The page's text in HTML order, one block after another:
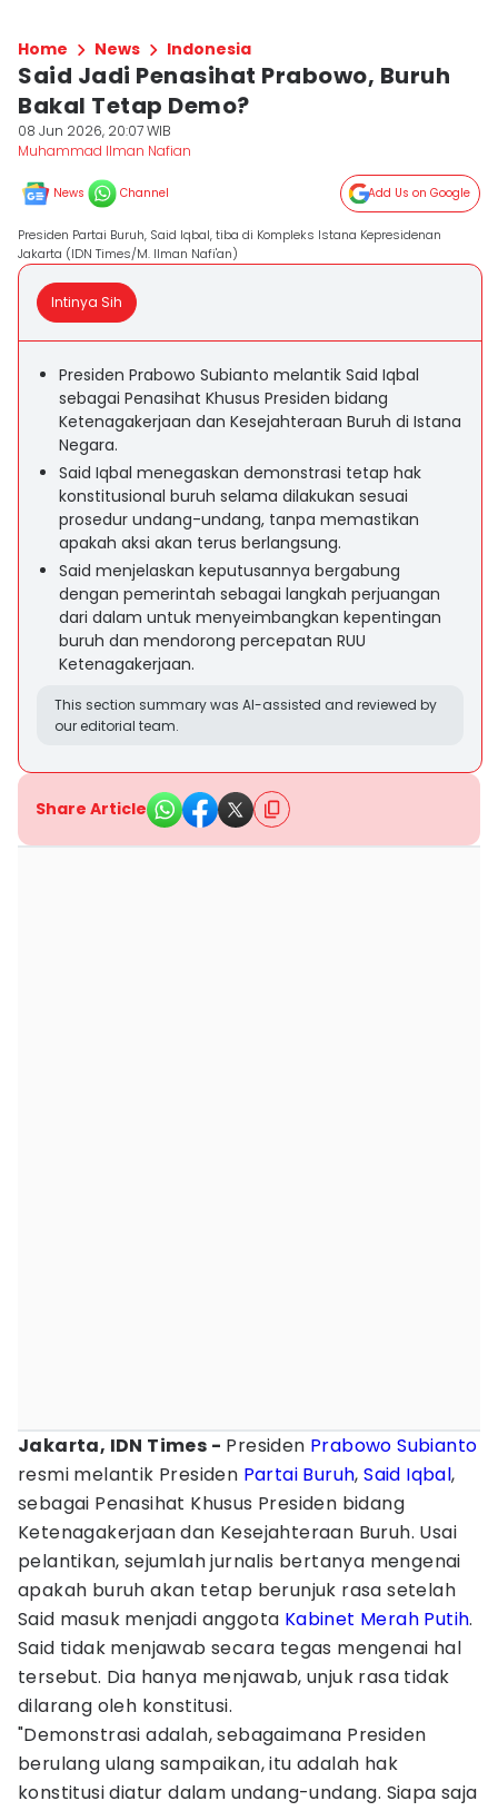
Home News Indonesia
Said Jadi Penasihat Prabowo, Buruh
Bakal Tetap Demo?
08 Jun 2026, 20:07 WIB
Muhammad Ilman Nafian
News Channel Add Us on Google
Presiden Partai Buruh, Said Iqbal, tiba di Kompleks Istana Kepresidenan
Jakarta (IDN Times/M. Ilman Nafi'an)
Intinya Sih
Presiden Prabowo Subianto melantik Said Iqbal
sebagai Penasihat Khusus Presiden bidang
Ketenagakerjaan dan Kesejahteraan Buruh di Istana
Negara.
Said Iqbal menegaskan demonstrasi tetap hak
konstitusional buruh selama dilakukan sesuai
prosedur undang-undang, tanpa memastikan
apakah aksi akan terus berlangsung.
Said menjelaskan keputusannya bergabung
dengan pemerintah sebagai langkah perjuangan
dari dalam untuk menyeimbangkan kepentingan
buruh dan mendorong percepatan RUU
Ketenagakerjaan.
This section summary was AI-assisted and reviewed by
our editorial team.
Share Article
Jakarta, IDN Times - Presiden Prabowo Subianto
resmi melantik Presiden Partai Buruh,Said Iqbal,
sebagai Penasihat Khusus Presiden bidang
Ketenagakerjaan dan Kesejahteraan Buruh. Usai
pelantikan, sejumlah jurnalis bertanya mengenai
apakah buruh akan tetap berunjuk rasa setelah
Said masuk menjadi anggota Kabinet Merah Putih.
Said tidak menjawab secara tegas mengenai hal
tersebut. Dia hanya menjawab, unjuk rasa tidak
dilarang oleh konstitusi.
"Demonstrasi adalah, sebagaimana Presiden
berulang ulang sampaikan, itu adalah hak
konstitusi diatur dalam undang-undang. Siapa saja